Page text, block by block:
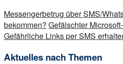
Messengerbetrug über SMS/
bekommen? Gefälschter
Gefährliche Links per SMS
Aktuelles nach Themen